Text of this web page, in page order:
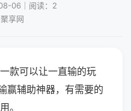
06｜阅读：2
享网
款可以让一直输的玩
赢辅助神器，有需要的
。